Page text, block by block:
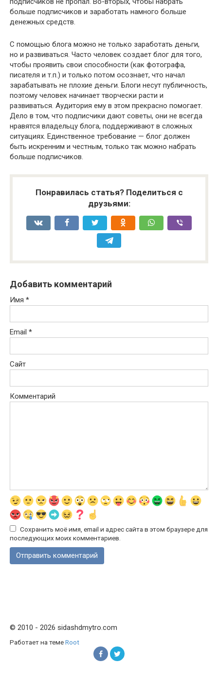
больше подписчиков и заработать намного больше
денежных средств.
С помощью блога можно не только заработать деньги,
но и развиваться. Часто человек создает блог для того,
чтобы проявить свои способности (как фотографа,
писателя и т.п.) и только потом осознает, что начал
зарабатывать не плохие деньги. Блоги несут публичность,
поэтому человек начинает творчески расти и
развиваться. Аудитория ему в этом прекрасно помогает.
Дело в том, что подписчики дают советы, они не всегда
нравятся владельцу блога, поддерживают в сложных
ситуациях. Единственное требование — блог должен
быть искренним и честным, только так можно набрать
больше подписчиков.
Понравилась статья? Поделиться с
друзьями:
Добавить комментарий
Имя *
Email *
Сайт
Комментарий
Сохранить моё имя, email и адрес сайта в этом браузере для
последующих моих комментариев.
© 2010 - 2026 sidashdmytro.com
Работает на темеRoot